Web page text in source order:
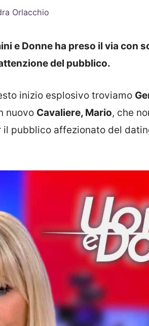
Orlacchio
e Donne ha preso il via con
del pubblico.
inizio esplosivo troviamo
nuovo Cavaliere, Mario, che
pubblico affezionato del